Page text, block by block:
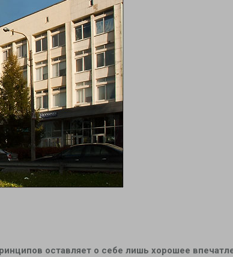
оставляет о себе лишь хорошее